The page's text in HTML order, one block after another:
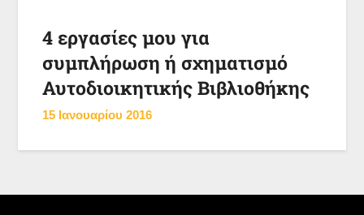
4 εργασίες μου για
συμπλήρωση ή σχηματισμό
Αυτοδιοικητικής Βιβλιοθήκης
15 Ιανουαρίου 2016